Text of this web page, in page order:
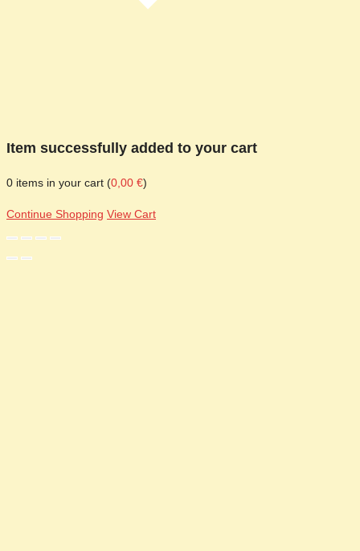
Item successfully added to your cart
0 items in your cart (0,00 €)
Continue Shopping View Cart